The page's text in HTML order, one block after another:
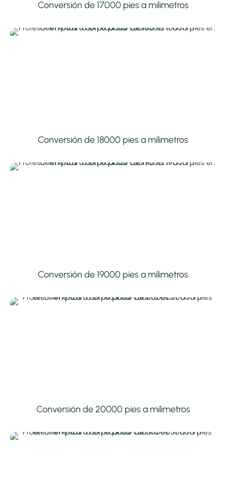
Conversión de 17000 pies a milimetros
Conversión de 18000 pies a milimetros
Conversión de 19000 pies a milimetros
Conversión de 20000 pies a milimetros